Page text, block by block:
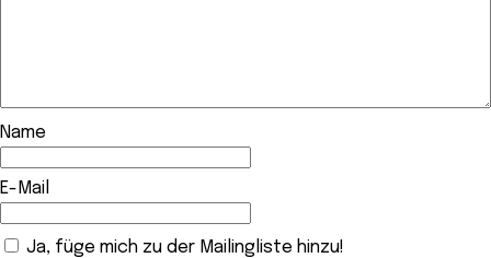
Name
E-Mail
Ja, füge mich zu der Mailingliste hinzu!